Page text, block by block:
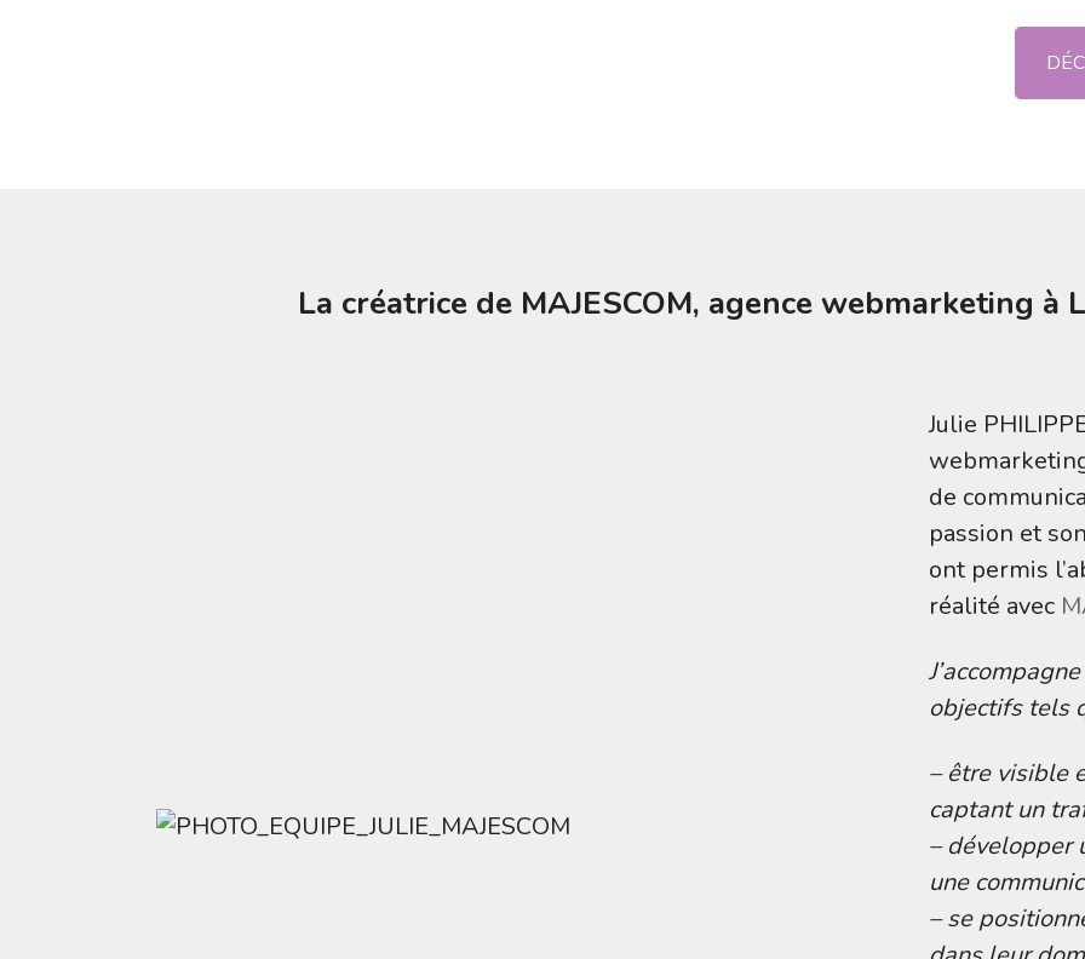
La créatrice de MAJESCOM, agence webmarketing à
Julie
de
passion et
ont permis
réalité avec
objectifs tels
– être visible
captant un
– développer
une
– se